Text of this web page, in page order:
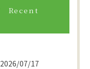
Recent
2026/07/17